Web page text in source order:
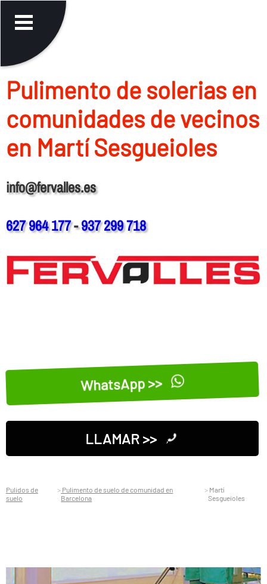
Pulimento de solerias en
comunidades de vecinos
en Martí Sesgueioles
info@fervalles.es
627 964 177-937 299 718
WhatsApp >>
LLAMAR >>
Pulidos de
suelo
Pulimento de suelo de comunidad en
Barcelona
Martí
Sesgueioles